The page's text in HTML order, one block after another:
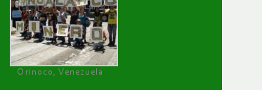
Orinoco, Venezuela